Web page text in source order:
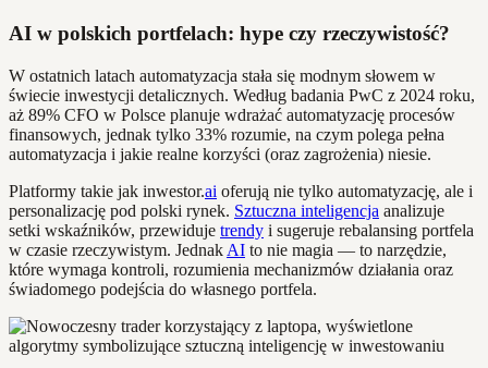
AI w polskich portfelach: hype czy rzeczywistość?
W ostatnich latach automatyzacja stała się modnym słowem w
świecie inwestycji detalicznych. Według badania PwC z 2024 roku,
aż 89% CFO w Polsce planuje wdrażać automatyzację procesów
finansowych, jednak tylko 33% rozumie, na czym polega pełna
automatyzacja i jakie realne korzyści (oraz zagrożenia) niesie.
Platformy takie jak inwestor.ai oferują nie tylko automatyzację, ale i
personalizację pod polski rynek. Sztuczna inteligencja analizuje
setki wskaźników, przewiduje trendy i sugeruje rebalansing portfela
w czasie rzeczywistym. Jednak AI to nie magia — to narzędzie,
które wymaga kontroli, rozumienia mechanizmów działania oraz
świadomego podejścia do własnego portfela.